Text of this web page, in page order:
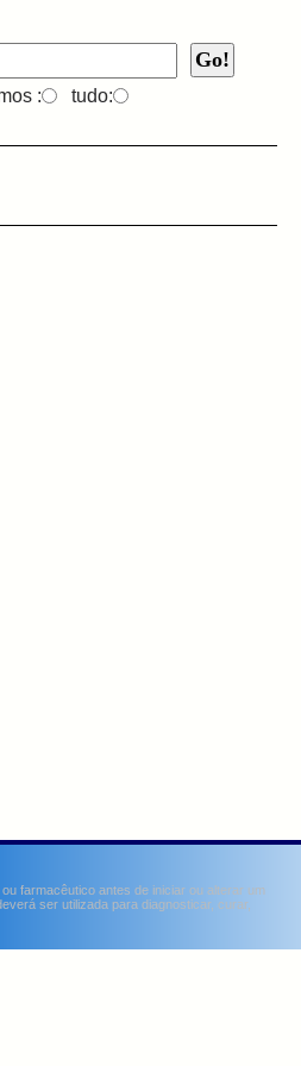
: tudo:
farmacêutico antes de iniciar ou alterar um
ser utilizada para diagnosticar, curar,